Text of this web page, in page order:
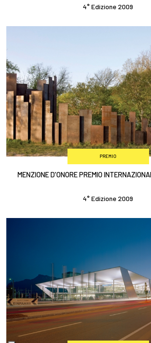
4° Edizione 2009
PREMIO
MENZIONE D'ONORE PREMIO
4° Edizione 2009